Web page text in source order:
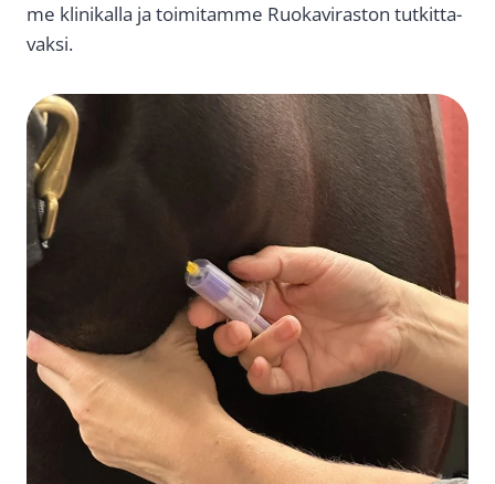
me kli­ni­kal­la ja toi­mi­tam­me Ruo­ka­vi­ras­ton tut­kit­ta­
vak­si.